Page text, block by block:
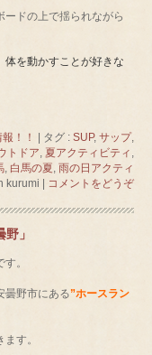
ドの上で揺られながら
体を動かすことが好きな
！！ タグ : SUP, サップ,
トドア, 夏アクティビティ ,
, 白馬の夏, 雨の日アクティ
kurumi コメントをどうぞ
」
。
曇野市にある”ホースラン
す。